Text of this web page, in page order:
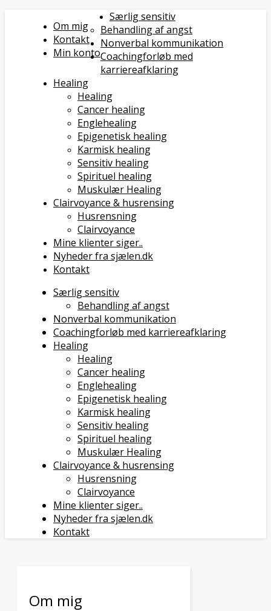
Om mig
Kontakt
Min konto
Særlig sensitiv
Behandling af angst
Nonverbal kommunikation
Coachingforløb med
karriereafklaring
Healing
Healing
Cancer healing
Englehealing
Epigenetisk healing
Karmisk healing
Sensitiv healing
Spirituel healing
Muskulær Healing
Clairvoyance & husrensing
Husrensning
Clairvoyance
Mine klienter siger..
Nyheder fra sjælen.dk
Kontakt
Særlig sensitiv
Behandling af angst
Nonverbal kommunikation
Coachingforløb med karriereafklaring
Healing
Healing
Cancer healing
Englehealing
Epigenetisk healing
Karmisk healing
Sensitiv healing
Spirituel healing
Muskulær Healing
Clairvoyance & husrensing
Husrensning
Clairvoyance
Mine klienter siger..
Nyheder fra sjælen.dk
Kontakt
Om mig